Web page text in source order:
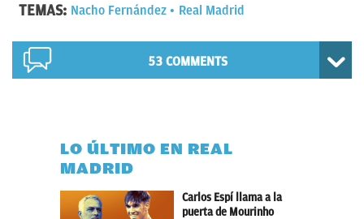
TEMAS: Nacho Fernández Real Madrid
53 COMMENTS
LO ÚLTIMO EN REAL
MADRID
Carlos Espí llama a la
puerta de Mourinho